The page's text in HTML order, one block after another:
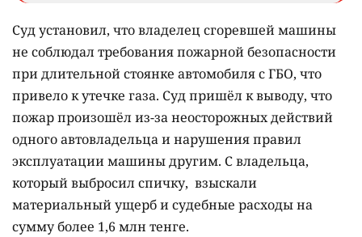
Суд установил, что владелец сгоревшей машины
не соблюдал требования пожарной безопасности
при длительной стоянке автомобиля с ГБО, что
привело к утечке газа. Суд пришёл к выводу, что
пожар произошёл из-за неосторожных действий
одного автовладельца и нарушения правил
эксплуатации машины другим. С владельца,
который выбросил спичку, взыскали
материальный ущерб и судебные расходы на
сумму более 1,6 млн тенге.